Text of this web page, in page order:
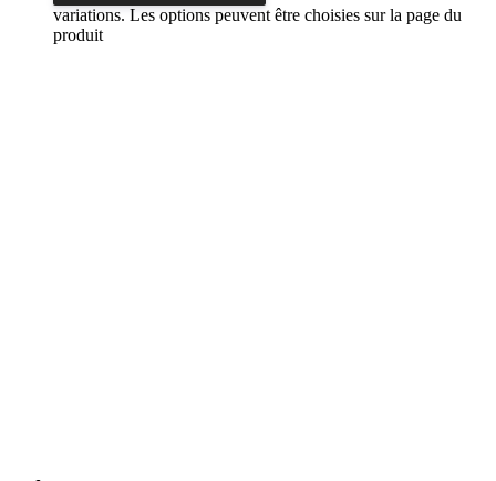
variations. Les options peuvent être choisies sur la page du
produit